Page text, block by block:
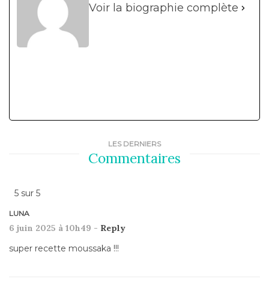
Voir la biographie complète
LES DERNIERS
Commentaires
5 sur 5
LUNA
6 juin 2025 à 10h49 - Reply
super recette moussaka !!!